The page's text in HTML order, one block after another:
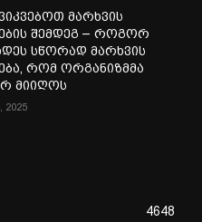
მარხვის
შემდეგ – როგორ
სწორად მარხვის
რომ ორგანიზმმა
მიიღოს
4648